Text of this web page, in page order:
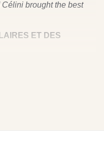
brought the best
ET DES
ROBERT